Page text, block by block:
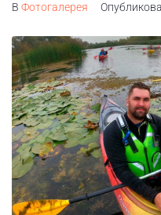
В Фотогалерея